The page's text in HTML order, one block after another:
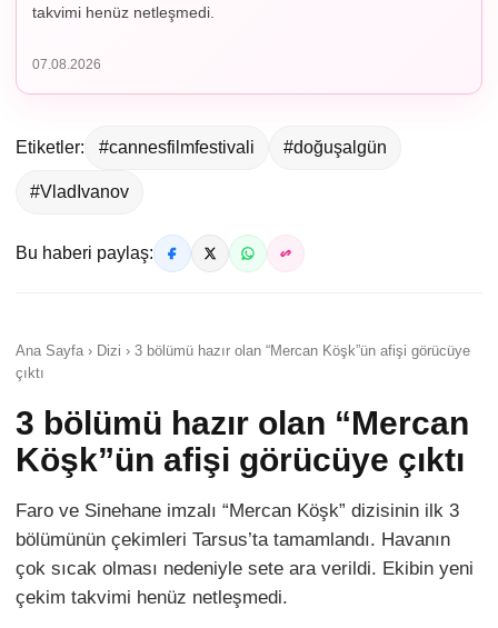
takvimi henüz netleşmedi.
07.08.2026
Etiketler: #cannesfilmfestivali #doğuşalgün
#VladIvanov
Bu haberi paylaş:
Ana Sayfa › Dizi › 3 bölümü hazır olan “Mercan Köşk”ün afişi görücüye
çıktı
3 bölümü hazır olan “Mercan
Köşk”ün afişi görücüye çıktı
Faro ve Sinehane imzalı “Mercan Köşk” dizisinin ilk 3
bölümünün çekimleri Tarsus’ta tamamlandı. Havanın
çok sıcak olması nedeniyle sete ara verildi. Ekibin yeni
çekim takvimi henüz netleşmedi.